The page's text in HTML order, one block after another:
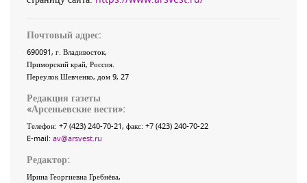
Почтовый адрес:
690091, г. Владивосток,
Приморский край, Россия
Переулок Шевченко, дом 9, 27
Редакция газеты
«Арсеньевские вести»:
Телефон: +7 (423) 240-70-21, факс: +7 (423) 240-70-22
E-mail: av@arsvest.ru
Редактор:
Ирина Георгиевна Гребнёва,